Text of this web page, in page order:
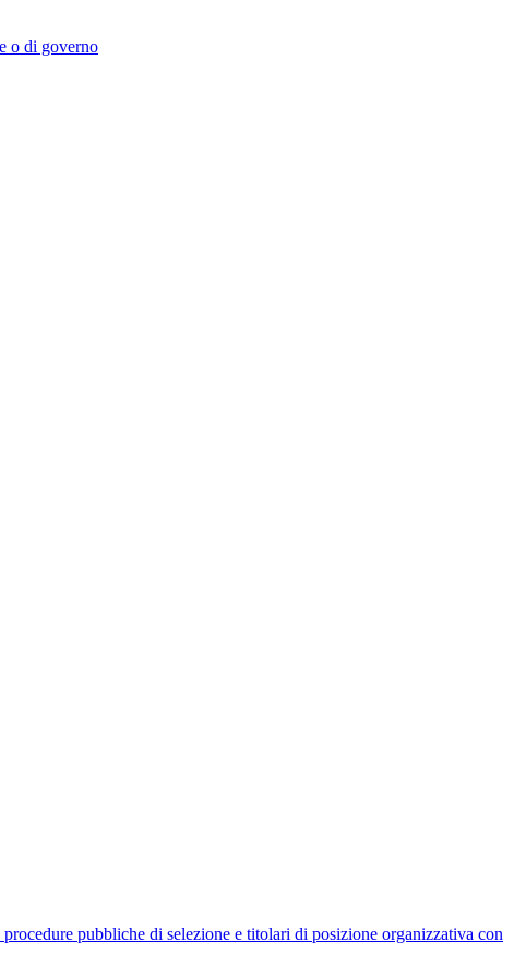
o di governo
pubbliche di selezione e titolari di posizione organizzativa con